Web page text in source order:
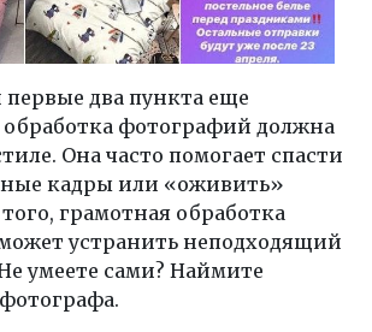
два пункта еще
фотографий должна
Она часто помогает спасти
кадры или «оживить»
грамотная обработка
устранить неподходящий
умеете сами? Наймите